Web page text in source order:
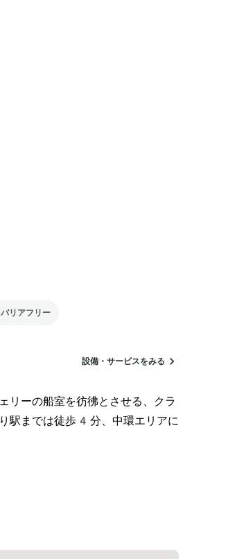
バリアフリー
設備・サービスをみる
リーの船室を彷彿とさせる、クラ
駅までは徒歩4分、中環エリアに